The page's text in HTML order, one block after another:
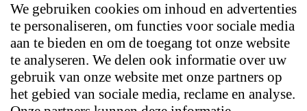
We gebruiken cookies om inhoud en advertenties
te personaliseren, om functies voor sociale media
aan te bieden en om de toegang tot onze website
te analyseren. We delen ook informatie over uw
gebruik van onze website met onze partners op
het gebied van sociale media, reclame en analyse.